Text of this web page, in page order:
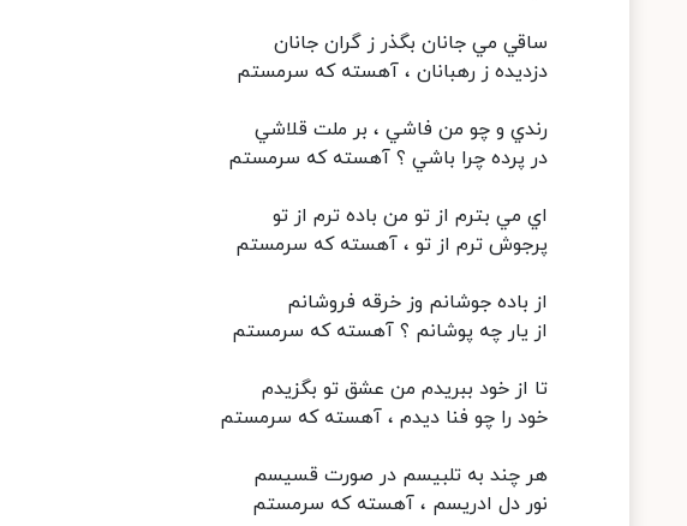
ساقي مي جانان بگذر ز گران جانان
دزديده ز رهبانان ، آهسته که سرمستم
رندي و چو من فاشي ، بر ملت قلاشي
در پرده چرا باشي ؟ آهسته که سرمستم
اي مي بترم از تو من باده ترم از تو
پرجوش ترم از تو ، آهسته که سرمستم
از باده جوشانم وز خرقه فروشانم
از يار چه پوشانم ؟ آهسته که سرمستم
تا از خود ببريدم من عشق تو بگزيدم
خود را چو فنا ديدم ، آهسته که سرمستم
هر چند به تلبيسم در صورت قسيسم
نور دل ادريسم ، آهسته که سرمستم